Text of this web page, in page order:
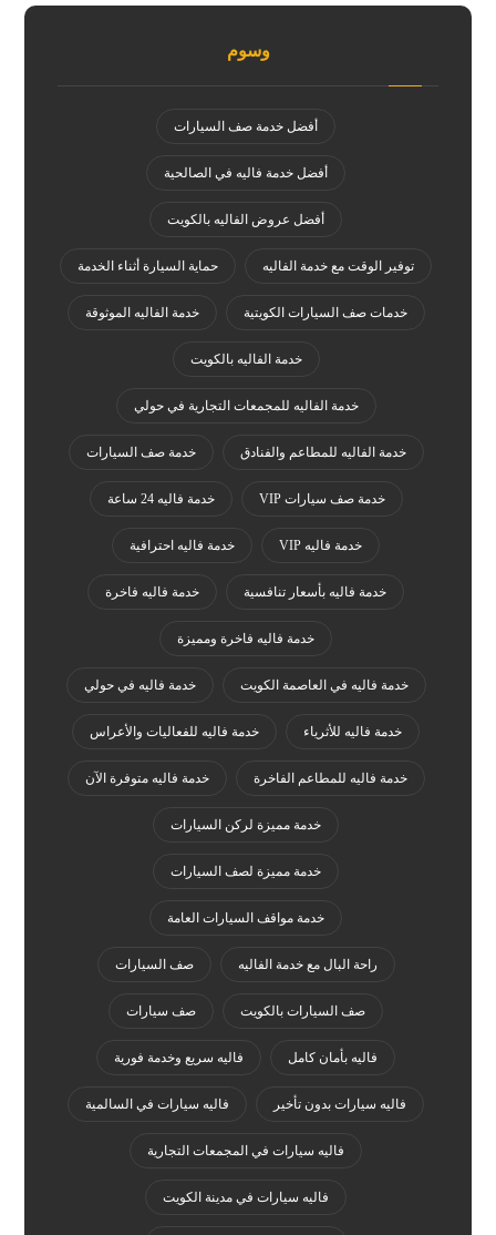
وسوم
أفضل خدمة صف السيارات
أفضل خدمة فاليه في الصالحية
أفضل عروض الفاليه بالكويت
توفير الوقت مع خدمة الفاليه حماية السيارة أثناء الخدمة
خدمات صف السيارات الكويتية خدمة الفاليه الموثوقة
خدمة الفاليه بالكويت
خدمة الفاليه للمجمعات التجارية في حولي
خدمة الفاليه للمطاعم والفنادق خدمة صف السيارات
خدمة صف سيارات VIP خدمة فاليه 24 ساعة
خدمة فاليه VIP خدمة فاليه احترافية
خدمة فاليه بأسعار تنافسية خدمة فاليه فاخرة
خدمة فاليه فاخرة ومميزة
خدمة فاليه في العاصمة الكويت خدمة فاليه في حولي
خدمة فاليه للأثرياء خدمة فاليه للفعاليات والأعراس
خدمة فاليه للمطاعم الفاخرة خدمة فاليه متوفرة الآن
خدمة مميزة لركن السيارات
خدمة مميزة لصف السيارات
خدمة مواقف السيارات العامة
راحة البال مع خدمة الفاليه صف السيارات
صف السيارات بالكويت صف سيارات
فاليه بأمان كامل فاليه سريع وخدمة فورية
فاليه سيارات بدون تأخير فاليه سيارات في السالمية
فاليه سيارات في المجمعات التجارية
فاليه سيارات في مدينة الكويت